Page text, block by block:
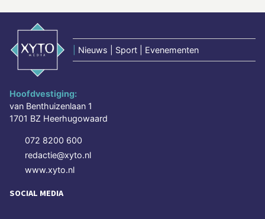
Nieuws | Sport | Evenementen
Hoofdvestiging:
van Benthuizenlaan 1
1701 BZ Heerhugowaard
072 8200 600
redactie@xyto.nl
www.xyto.nl
SOCIAL MEDIA